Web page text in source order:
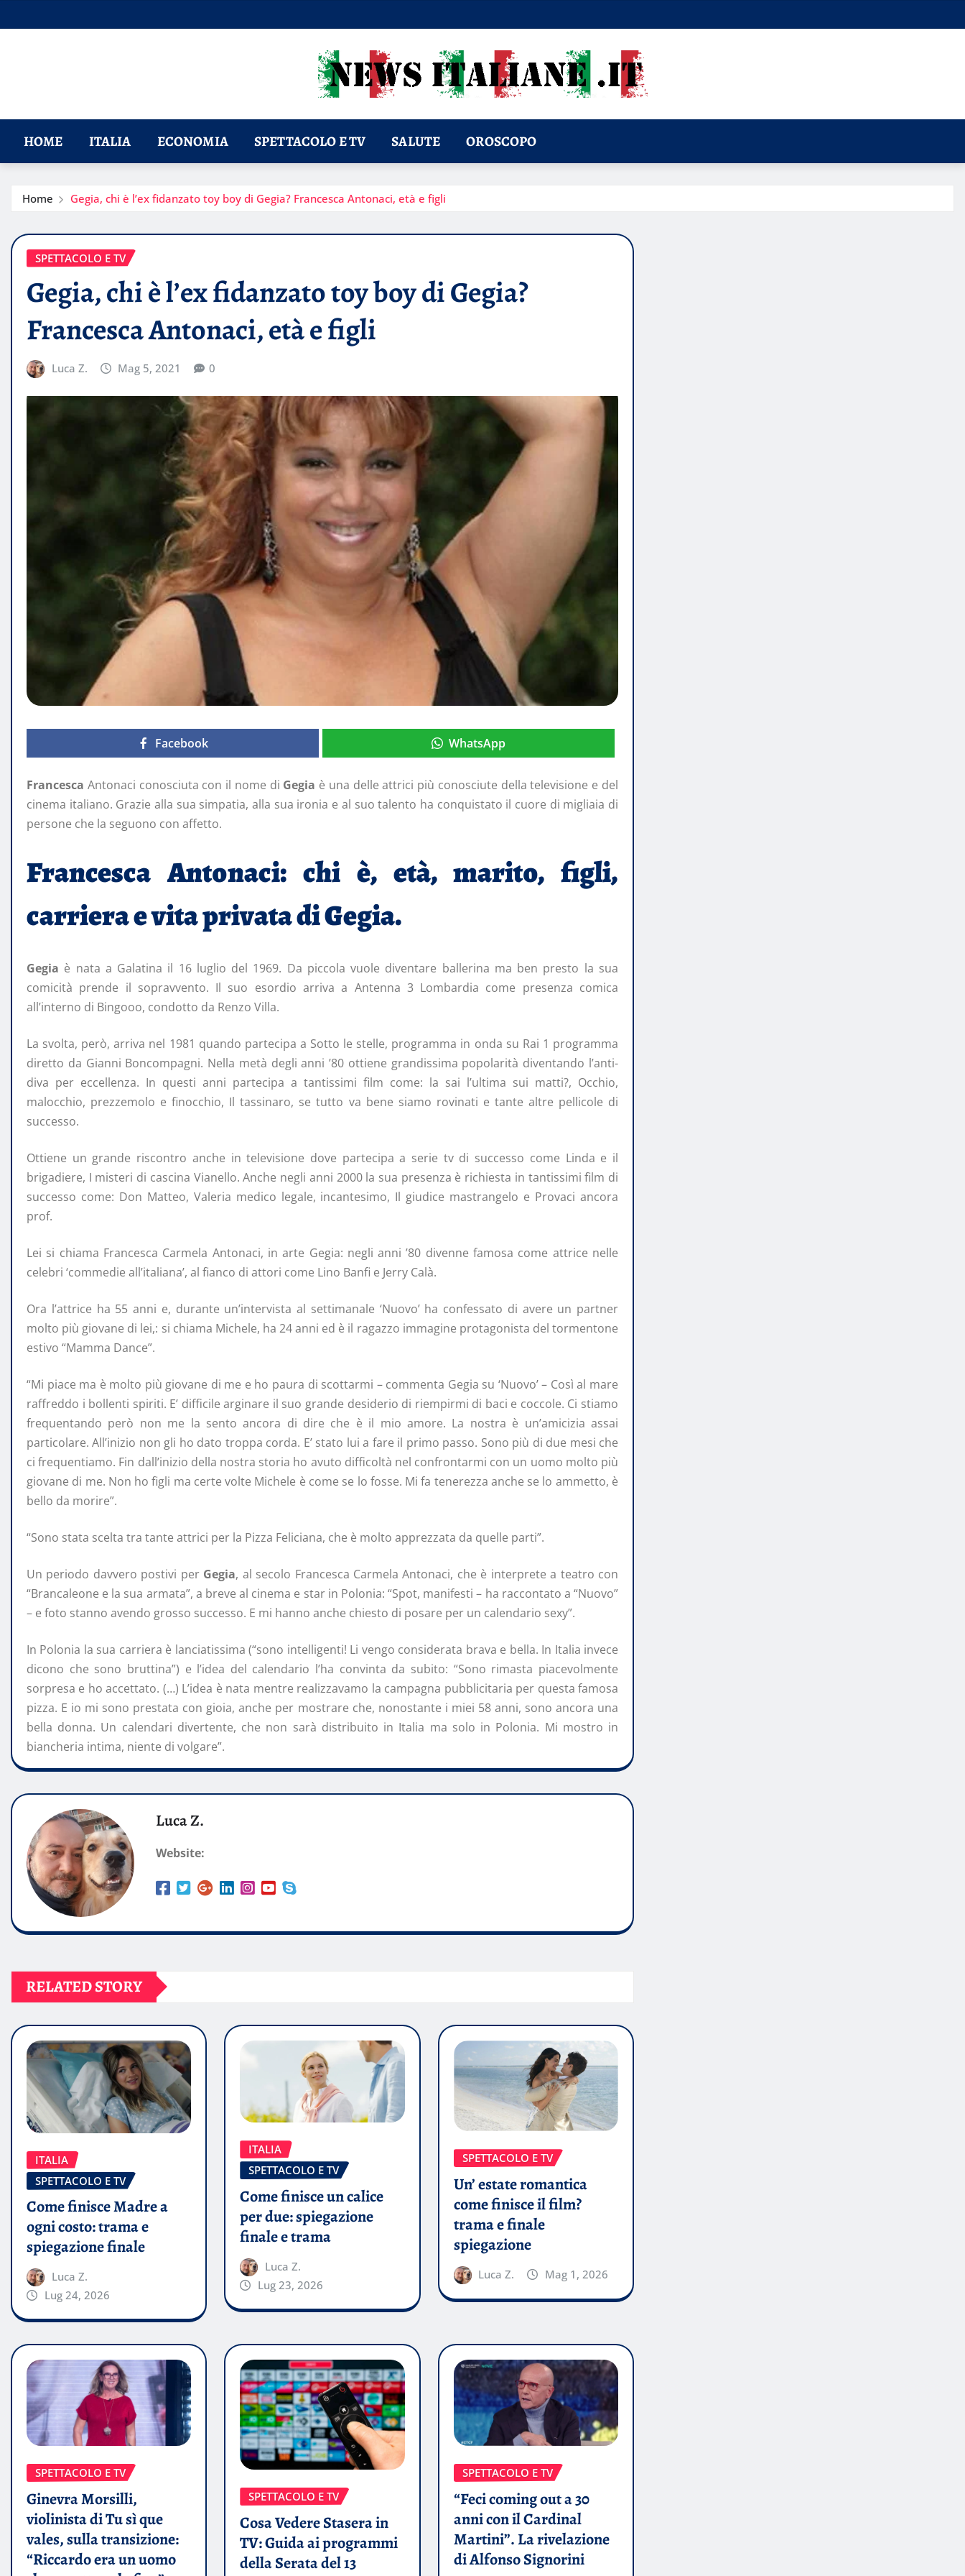
to
HOME ITALIA ECONOMIA SPETTACOLO E TV SALUTE OROSCOPO
Home Gegia, chi è l’ex fidanzato toy boy di Gegia? Francesca Antonaci, età e figli
SPETTACOLO E TV
Gegia, chi è l’ex fidanzato toy boy di Gegia?
Francesca Antonaci, età e figli
Luca Z. Mag 5, 2021 0
Facebook WhatsApp
Francesca Antonaci conosciuta con il nome di Gegia è una delle attrici più conosciute della televisione e del
cinema italiano. Grazie alla sua simpatia, alla sua ironia e al suo talento ha conquistato il cuore di migliaia di
persone che la seguono con affetto.
Francesca Antonaci: chi è, età, marito, figli,
carriera e vita privata di Gegia.
Gegia è nata a Galatina il 16 luglio del 1969. Da piccola vuole diventare ballerina ma ben presto la sua
comicità prende il sopravvento. Il suo esordio arriva a Antenna 3 Lombardia come presenza comica
all’interno di Bingooo, condotto da Renzo Villa.
La svolta, però, arriva nel 1981 quando partecipa a Sotto le stelle, programma in onda su Rai 1 programma
diretto da Gianni Boncompagni. Nella metà degli anni ’80 ottiene grandissima popolarità diventando l’anti-
diva per eccellenza. In questi anni partecipa a tantissimi film come: la sai l’ultima sui matti?, Occhio,
malocchio, prezzemolo e finocchio, Il tassinaro, se tutto va bene siamo rovinati e tante altre pellicole di
successo.
Ottiene un grande riscontro anche in televisione dove partecipa a serie tv di successo come Linda e il
brigadiere, I misteri di cascina Vianello. Anche negli anni 2000 la sua presenza è richiesta in tantissimi film di
successo come: Don Matteo, Valeria medico legale, incantesimo, Il giudice mastrangelo e Provaci ancora
prof.
Lei si chiama Francesca Carmela Antonaci, in arte Gegia: negli anni ’80 divenne famosa come attrice nelle
celebri ‘commedie all’italiana’, al fianco di attori come Lino Banfi e Jerry Calà.
Ora l’attrice ha 55 anni e, durante un’intervista al settimanale ‘Nuovo’ ha confessato di avere un partner
molto più giovane di lei,: si chiama Michele, ha 24 anni ed è il ragazzo immagine protagonista del tormentone
estivo “Mamma Dance”.
“Mi piace ma è molto più giovane di me e ho paura di scottarmi – commenta Gegia su ‘Nuovo’ – Così al mare
raffreddo i bollenti spiriti. E’ difficile arginare il suo grande desiderio di riempirmi di baci e coccole. Ci stiamo
frequentando però non me la sento ancora di dire che è il mio amore. La nostra è un’amicizia assai
particolare. All’inizio non gli ho dato troppa corda. E’ stato lui a fare il primo passo. Sono più di due mesi che
ci frequentiamo. Fin dall’inizio della nostra storia ho avuto difficoltà nel confrontarmi con un uomo molto più
giovane di me. Non ho figli ma certe volte Michele è come se lo fosse. Mi fa tenerezza anche se lo ammetto, è
bello da morire”.
“Sono stata scelta tra tante attrici per la Pizza Feliciana, che è molto apprezzata da quelle parti”.
Un periodo davvero postivi per Gegia, al secolo Francesca Carmela Antonaci, che è interprete a teatro con
“Brancaleone e la sua armata”, a breve al cinema e star in Polonia: “Spot, manifesti – ha raccontato a “Nuovo”
– e foto stanno avendo grosso successo. E mi hanno anche chiesto di posare per un calendario sexy”.
In Polonia la sua carriera è lanciatissima (“sono intelligenti! Li vengo considerata brava e bella. In Italia invece
dicono che sono bruttina”) e l’idea del calendario l’ha convinta da subito: “Sono rimasta piacevolmente
sorpresa e ho accettato. (…) L’idea è nata mentre realizzavamo la campagna pubblicitaria per questa famosa
pizza. E io mi sono prestata con gioia, anche per mostrare che, nonostante i miei 58 anni, sono ancora una
bella donna. Un calendari divertente, che non sarà distribuito in Italia ma solo in Polonia. Mi mostro in
biancheria intima, niente di volgare”.
Luca Z.
Website:
RELATED STORY
ITALIA
SPETTACOLO E TV
Come finisce Madre a
ogni costo: trama e
spiegazione finale
Luca Z.
Lug 24, 2026
ITALIA
SPETTACOLO E TV
Come finisce un calice
per due: spiegazione
finale e trama
Luca Z.
Lug 23, 2026
SPETTACOLO E TV
Un’ estate romantica
come finisce il film?
trama e finale
spiegazione
Luca Z. Mag 1, 2026
SPETTACOLO E TV
Ginevra Morsilli,
violinista di Tu sì que
vales, sulla transizione:
“Riccardo era un uomo
SPETTACOLO E TV
Cosa Vedere Stasera in
TV: Guida ai programmi
della Serata del 13
SPETTACOLO E TV
“Feci coming out a 30
anni con il Cardinal
Martini”. La rivelazione
di Alfonso Signorini